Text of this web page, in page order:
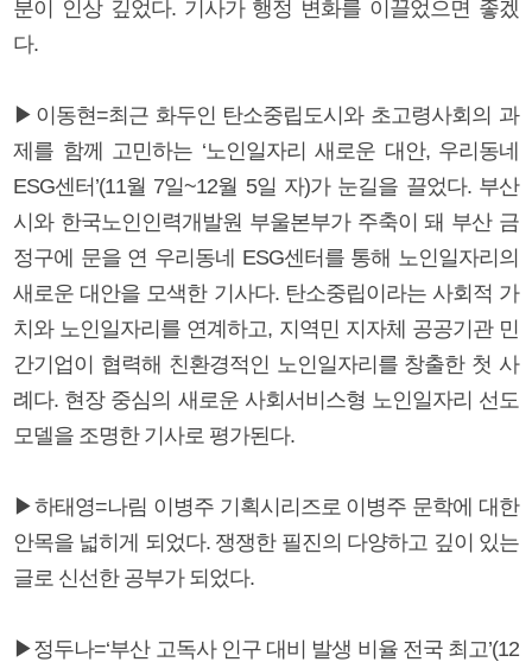
분이 인상 깊었다. 기사가 행정 변화를 이끌었으면 좋겠
다.
▶이동현=최근 화두인 탄소중립도시와 초고령사회의 과
제를 함께 고민하는 ‘노인일자리 새로운 대안, 우리동네
ESG센터’(11월 7일~12월 5일 자)가 눈길을 끌었다. 부산
시와 한국노인인력개발원 부울본부가 주축이 돼 부산 금
정구에 문을 연 우리동네 ESG센터를 통해 노인일자리의
새로운 대안을 모색한 기사다. 탄소중립이라는 사회적 가
치와 노인일자리를 연계하고, 지역민 지자체 공공기관 민
간기업이 협력해 친환경적인 노인일자리를 창출한 첫 사
례다. 현장 중심의 새로운 사회서비스형 노인일자리 선도
모델을 조명한 기사로 평가된다.
▶하태영=나림 이병주 기획시리즈로 이병주 문학에 대한
안목을 넓히게 되었다. 쟁쟁한 필진의 다양하고 깊이 있는
글로 신선한 공부가 되었다.
▶정두나=‘부산 고독사 인구 대비 발생 비율 전국 최고’(12